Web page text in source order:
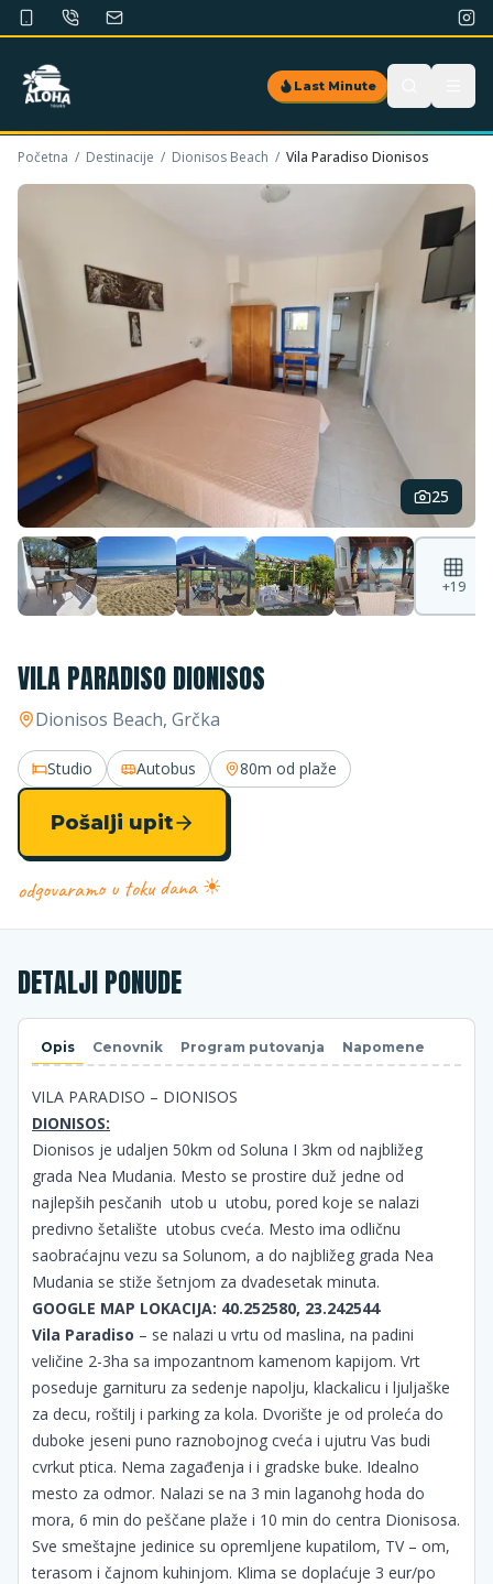
Last Minute
Početna / Destinacije / Dionisos Beach / Vila Paradiso Dionisos
25
+19
VILA PARADISO DIONISOS
Dionisos Beach, Grčka
Studio Autobus 80m od plaže
Pošalji upit
odgovaramo u toku dana ☀
DETALJI PONUDE
Opis Cenovnik Program putovanja Napomene
VILA PARADISO – DIONISOS
DIONISOS:
Dionisos je udaljen 50km od Soluna I 3km od najbližeg
grada Nea Mudania. Mesto se prostire duž jedne od
najlepših pesčanih utob u utobu, pored koje se nalazi
predivno šetalište utobus cveća. Mesto ima odličnu
saobraćajnu vezu sa Solunom, a do najbližeg grada Nea
Mudania se stiže šetnjom za dvadesetak minuta.
GOOGLE MAP LOKACIJA: 40.252580, 23.242544
Vila Paradiso – se nalazi u vrtu od maslina, na padini
veličine 2-3ha sa impozantnom kamenom kapijom. Vrt
poseduje garnituru za sedenje napolju, klackalicu i ljuljaške
za decu, roštilj i parking za kola. Dvorište je od proleća do
duboke jeseni puno raznobojnog cveća i ujutru Vas budi
cvrkut ptica. Nema zagađenja i i gradske buke. Idealno
mesto za odmor. Nalazi se na 3 min laganohg hoda do
mora, 6 min do peščane plaže i 10 min do centra Dionisosa.
Sve smeštajne jedinice su opremljene kupatilom, TV – om,
terasom i čajnom kuhinjom. Klima se doplaćuje 3 eur/po